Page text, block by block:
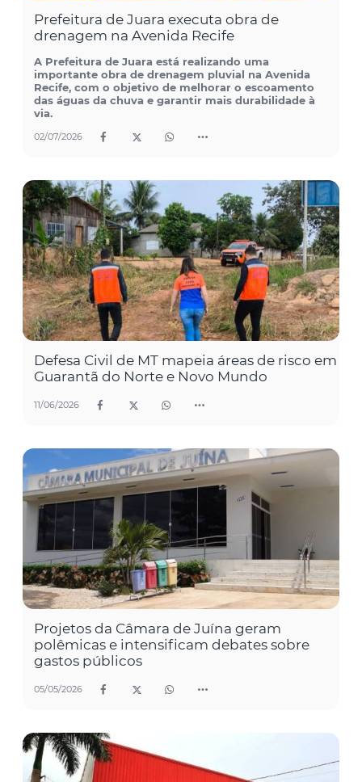
Prefeitura de Juara executa obra de
drenagem na Avenida Recife
A Prefeitura de Juara está realizando uma
importante obra de drenagem pluvial na Avenida
Recife, com o objetivo de melhorar o escoamento
das águas da chuva e garantir mais durabilidade à
via.
02/07/2026
Defesa Civil de MT mapeia áreas de risco em
Guarantã do Norte e Novo Mundo
11/06/2026
Projetos da Câmara de Juína geram
polêmicas e intensificam debates sobre
gastos públicos
05/05/2026